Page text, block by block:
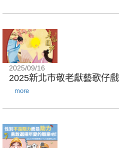
2025/09/16
2025新北市敬老獻藝歌仔
more